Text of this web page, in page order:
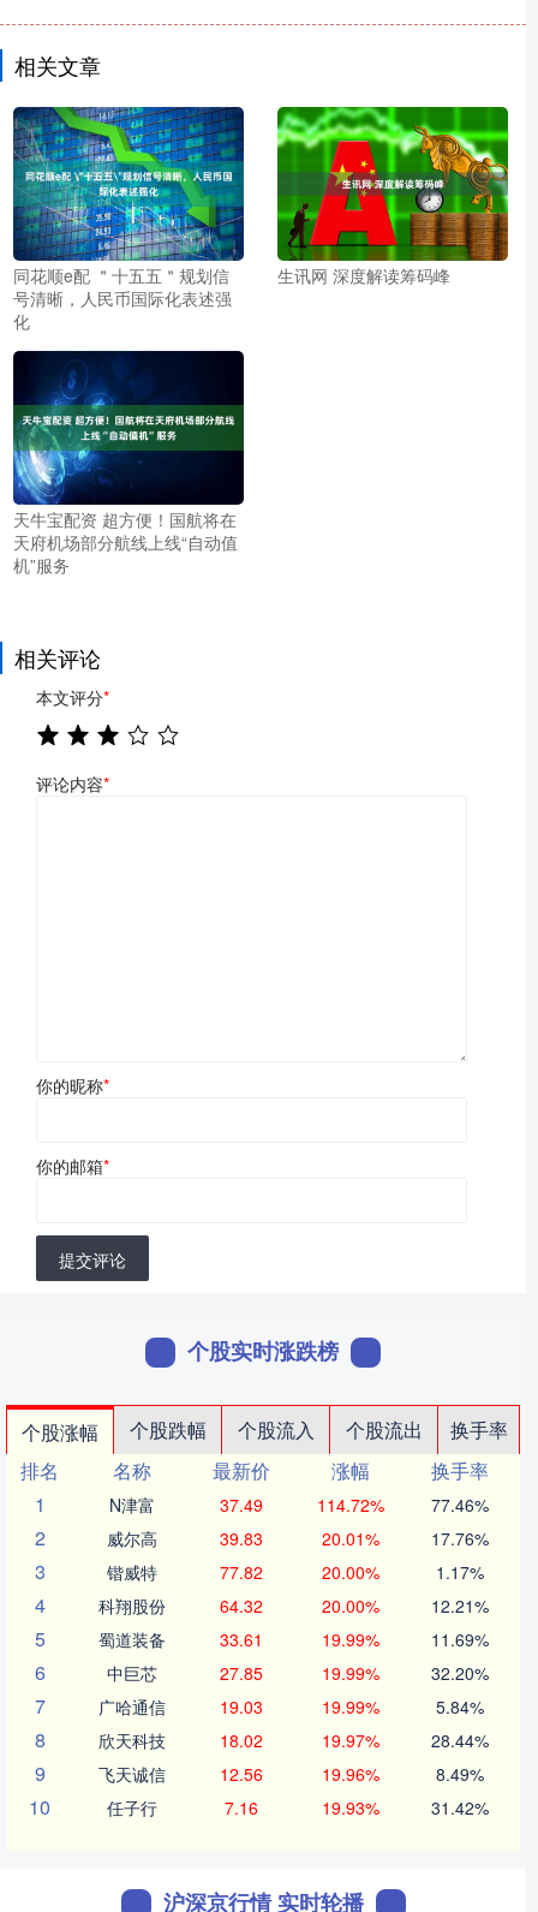
相关文章
同花顺e配 ＂十五五＂规划信
号清晰，人民币国际化表述强
化
生讯网 深度解读筹码峰
天牛宝配资 超方便！国航将在
天府机场部分航线上线“自动值
机”服务
相关评论
本文评分*
评论内容*
你的昵称*
你的邮箱*
提交评论
个股实时涨跌榜
个股涨幅 个股跌幅 个股流入 个股流出
换手率
排名
名称 最新价 涨幅
换手率
1
N津富 37.49 114.72% 77.46%
2 威尔高 39.83 20.01% 17.76%
3 锴威特 77.82 20.00% 1.17%
4 科翔股份 64.32 20.00% 12.21%
5 蜀道装备 33.61 19.99% 11.69%
6 中巨芯 27.85 19.99% 32.20%
7 广哈通信 19.03 19.99% 5.84%
8 欣天科技 18.02 19.97% 28.44%
9 飞天诚信 12.56 19.96% 8.49%
10 任子行 7.16 19.93% 31.42%
沪深京行情 实时轮播